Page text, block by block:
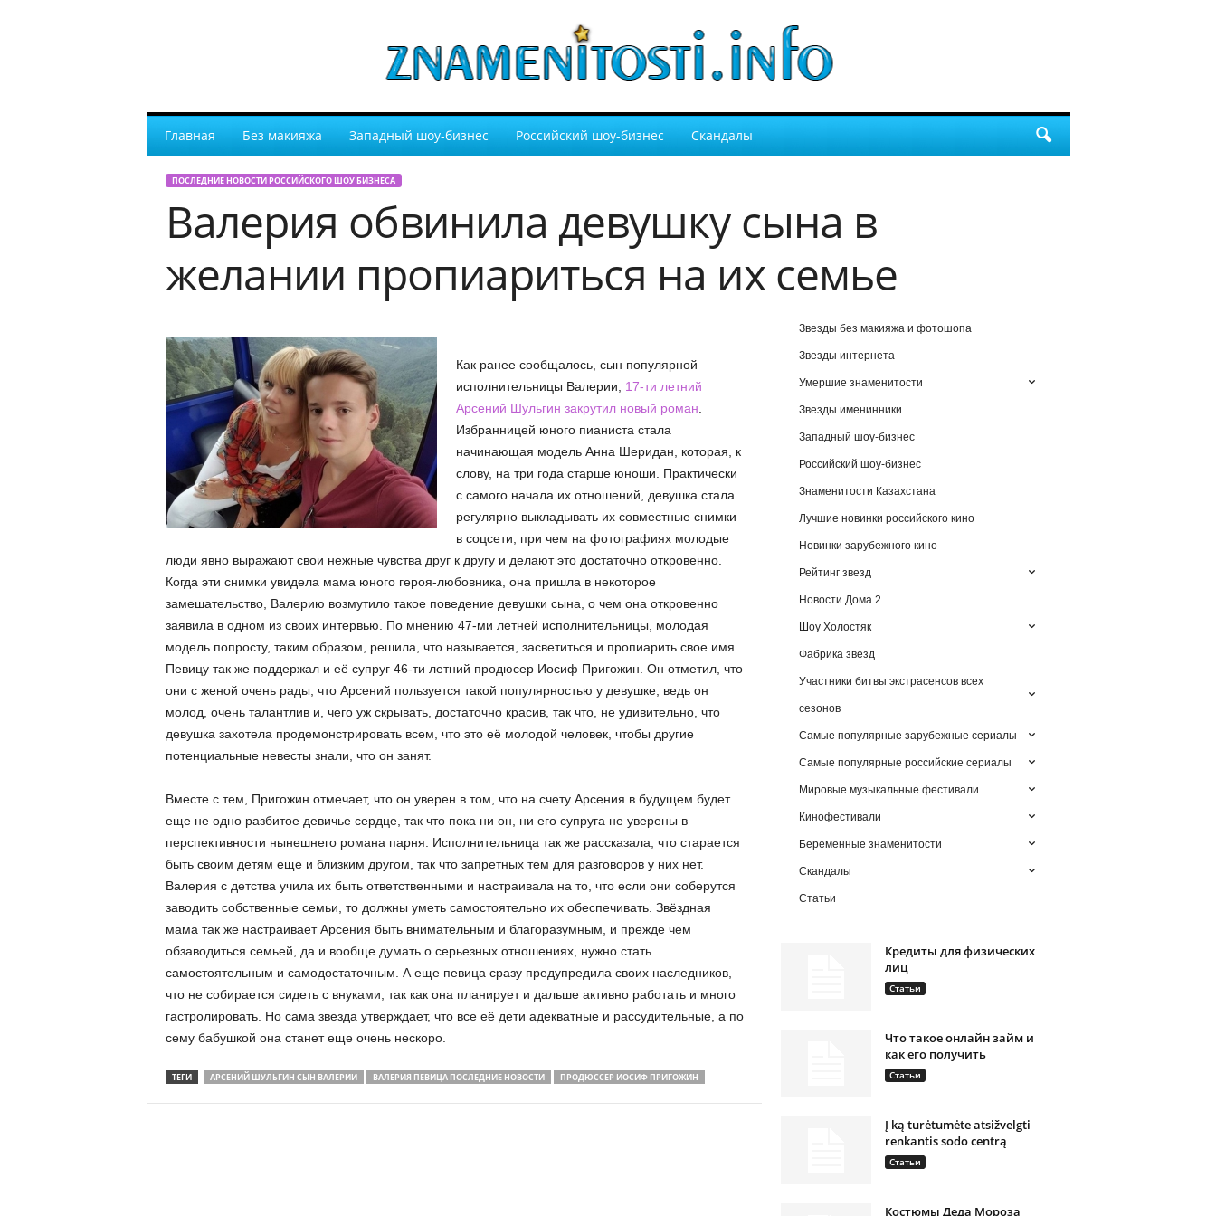
Главная Без макияжа Западный шоу-бизнес Российский шоу-бизнес Скандалы
ПОСЛЕДНИЕ НОВОСТИ РОССИЙСКОГО ШОУ БИЗНЕСА
Валерия обвинила девушку сына в
желании пропиариться на их семье
Как ранее сообщалось, сын популярной
исполнительницы Валерии, 17-ти летний
Арсений Шульгин закрутил новый роман
Избранницей юного пианиста стала
начинающая модель Анна Шеридан, которая, к
слову, на три года старше юноши. Практически
с самого начала их отношений, девушка стала
регулярно выкладывать их совместные снимки
в соцсети, при чем на фотографиях молодые
люди явно выражают свои нежные чувства друг к другу и делают это достаточно откровенно.
Когда эти снимки увидела мама юного героя-любовника, она пришла в некоторое
замешательство, Валерию возмутило такое поведение девушки сына, о чем она откровенно
заявила в одном из своих интервью. По мнению 47-ми летней исполнительницы, молодая
модель попросту, таким образом, решила, что называется, засветиться и пропиарить свое имя.
Певицу так же поддержал и её супруг 46-ти летний продюсер Иосиф Пригожин. Он отметил, что
они с женой очень рады, что Арсений пользуется такой популярностью у девушке, ведь он
молод, очень талантлив и, чего уж скрывать, достаточно красив, так что, не удивительно, что
девушка захотела продемонстрировать всем, что это её молодой человек, чтобы другие
потенциальные невесты знали, что он занят.
Вместе с тем, Пригожин отмечает, что он уверен в том, что на счету Арсения в будущем будет
еще не одно разбитое девичье сердце, так что пока ни он, ни его супруга не уверены в
перспективности нынешнего романа парня. Исполнительница так же рассказала, что старается
быть своим детям еще и близким другом, так что запретных тем для разговоров у них нет.
Валерия с детства учила их быть ответственными и настраивала на то, что если они соберутся
заводить собственные семьи, то должны уметь самостоятельно их обеспечивать. Звёздная
мама так же настраивает Арсения быть внимательным и благоразумным, и прежде чем
обзаводиться семьей, да и вообще думать о серьезных отношениях, нужно стать
самостоятельным и самодостаточным. А еще певица сразу предупредила своих наследников,
что не собирается сидеть с внуками, так как она планирует и дальше активно работать и много
гастролировать. Но сама звезда утверждает, что все её дети адекватные и рассудительные, а по
сему бабушкой она станет еще очень нескоро.
ТЕГИ АРСЕНИЙ ШУЛЬГИН СЫН ВАЛЕРИИ ВАЛЕРИЯ ПЕВИЦА ПОСЛЕДНИЕ НОВОСТИ ПРОДЮССЕР ИОСИФ ПРИГОЖИН
Звезды без макияжа и фотошопа
Звезды интернета
Умершие знаменитости
Звезды именинники
Западный шоу-бизнес
Российский шоу-бизнес
Знаменитости Казахстана
Лучшие новинки российского кино
Новинки зарубежного кино
Рейтинг звезд
Новости Дома 2
Шоу Холостяк
Фабрика звезд
Участники битвы экстрасенсов всех
сезонов
Самые популярные зарубежные сериалы
Самые популярные российские сериалы
Мировые музыкальные фестивали
Кинофестивали
Беременные знаменитости
Скандалы
Статьи
Кредиты для физических
лиц
Статьи
Что такое онлайн займ и
как его получить
Статьи
Į ką turėtumėte atsižvelgti
renkantis sodo centrą
Статьи
Костюмы Деда Мороза